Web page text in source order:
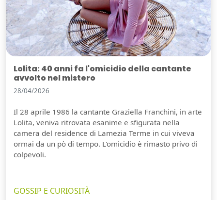
Lolita: 40 anni fa l'omicidio della cantante
avvolto nel mistero
28/04/2026
Il 28 aprile 1986 la cantante Graziella Franchini, in arte
Lolita, veniva ritrovata esanime e sfigurata nella
camera del residence di Lamezia Terme in cui viveva
ormai da un pò di tempo. L'omicidio è rimasto privo di
colpevoli.
GOSSIP E CURIOSITÀ